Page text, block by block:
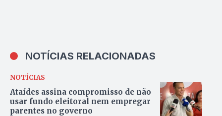
NOTÍCIAS RELACIONADAS
NOTÍCIAS
Ataídes assina compromisso de não
usar fundo eleitoral nem empregar
parentes no governo